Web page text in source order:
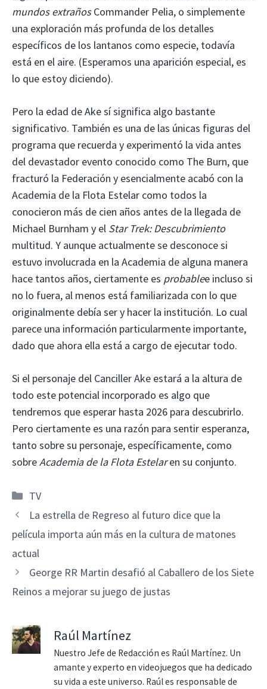
mundos extrañosCommander Pelia, o simplemente
una exploración más profunda de los detalles
específicos de los lantanos como especie, todavía
está en el aire. (Esperamos una aparición especial, es
lo que estoy diciendo).
Pero la edad de Ake sí significa algo bastante
significativo. También es una de las únicas figuras del
programa que recuerda y experimentó la vida antes
del devastador evento conocido como The Burn, que
fracturó la Federación y esencialmente acabó con la
Academia de la Flota Estelar como todos la
conocieron más de cien años antes de la llegada de
Michael Burnham y el Star Trek: Descubrimiento
multitud. Y aunque actualmente se desconoce si
estuvo involucrada en la Academia de alguna manera
hace tantos años, ciertamente es probablee incluso si
no lo fuera, al menos está familiarizada con lo que
originalmente debía ser y hacer la institución. Lo cual
parece una información particularmente importante,
dado que ahora ella está a cargo de ejecutar todo.
Si el personaje del Canciller Ake estará a la altura de
todo este potencial incorporado es algo que
tendremos que esperar hasta 2026 para descubrirlo.
Pero ciertamente es una razón para sentir esperanza,
tanto sobre su personaje, específicamente, como
sobreAcademia de la Flota Estelaren su conjunto.
Categorías
TV
La estrella de Regreso al futuro dice que la
película importa aún más en la cultura de matones
actual
George RR Martin desafió al Caballero de los Siete
Reinos a mejorar su juego de justas
Raúl Martínez
Nuestro Jefe de Redacción es Raúl Martínez. Un
amante y experto en videojuegos que ha dedicado
su vida a este universo. Raúl es responsable de